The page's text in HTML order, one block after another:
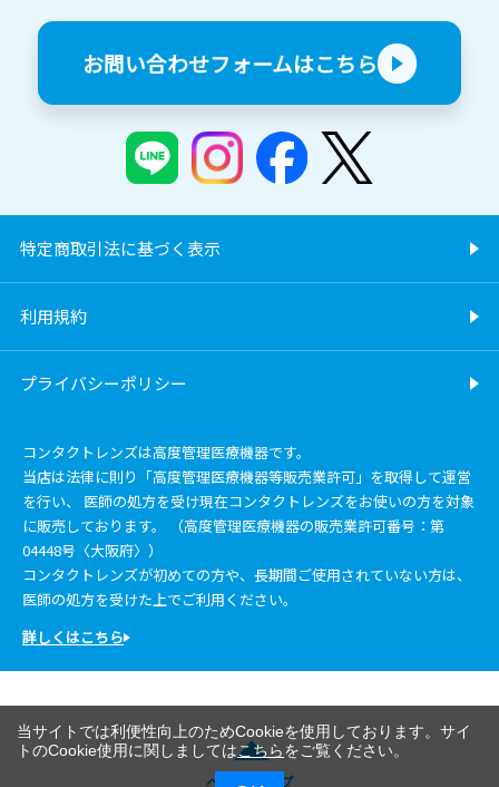
お問い合わせフォームはこちら
特定商取引法に基づく表示
利用規約
プライバシーポリシー
コンタクトレンズは高度管理医療機器です。
当店は法律に則り「高度管理医療機器等販売業許可」を取得して運営
を行い、 医師の処方を受け現在コンタクトレンズをお使いの方を対象
に販売しております。 （高度管理医療機器の販売業許可番号：第
04448号〈大阪府〉）
コンタクトレンズが初めての方や、長期間ご使用されていない方は、
医師の処方を受けた上でご利用ください。
詳しくはこちら
ページトップ
当サイトでは利便性向上のためCookieを使用しております。サイ
トのCookie使用に関しましてはこちらをご覧ください。